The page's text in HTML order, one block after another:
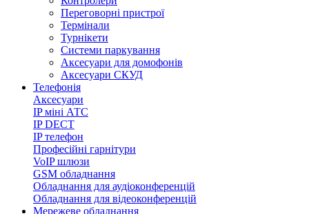
Переговорні пристрої
Термінали
Турнікети
Системи паркування
Аксесуари для домофонів
Аксесуари СКУД
Телефонія
Аксесуари
IP міні АТС
IP DECT
IP телефон
Професійні гарнітури
VoIP шлюзи
GSM обладнання
Обладнання для аудіоконференцій
Обладнання для відеоконференцій
Мережеве обладнання